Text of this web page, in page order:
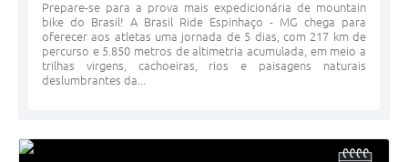
Prepare-se para a prova mais expedicionária de mountain
bike do Brasil! A Brasil Ride Espinhaço - MG chega para
oferecer aos atletas uma jornada de 5 dias, com 217 km de
percurso e 5.850 metros de altimetria acumulada, em meio a
trilhas virgens, cachoeiras, rios e paisagens naturais
deslumbrantes da...